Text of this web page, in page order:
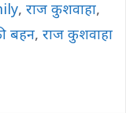
, राज कुशवाहा,
बहन, राज कुशवाहा